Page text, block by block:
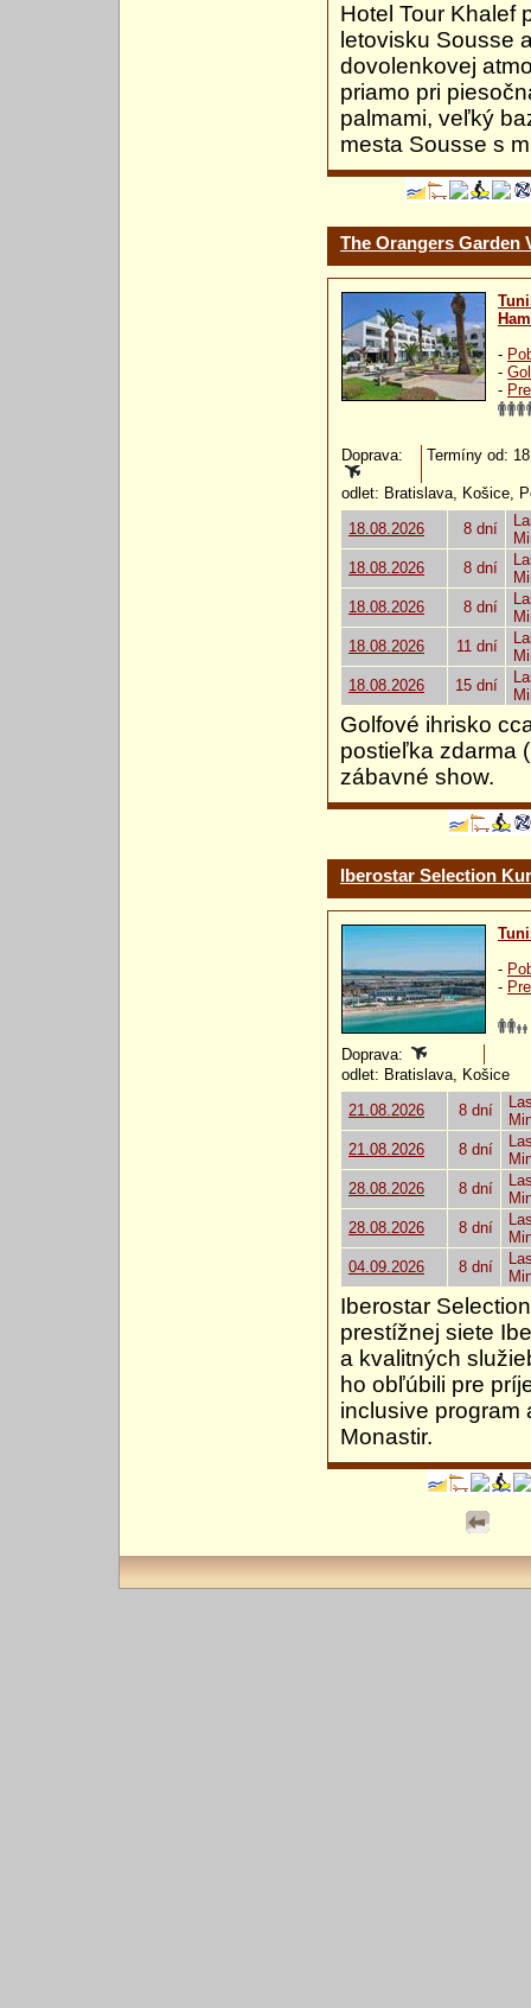
Hotel Tour Khalef
letovisku Sousse
dovolenkovej
priamo pri
palmami, veľký
mesta Sousse s
The Orangers Garden
-
-
-
Doprava: Termíny od:
odlet: Bratislava, Košice,
18.08.2026
8 dní
18.08.2026
8 dní
18.08.2026
8 dní
18.08.2026
11 dní
18.08.2026
15 dní
Golfové ihrisko
postieľka zdarma
zábavné show.
Iberostar Selection
-
-
Doprava:
odlet: Bratislava, Košice
21.08.2026
8 dní
21.08.2026
8 dní
28.08.2026
8 dní
28.08.2026
8 dní
04.09.2026
8 dní
Iberostar
prestížnej siete
a kvalitných
ho obľúbili pre
inclusive program
Monastir.